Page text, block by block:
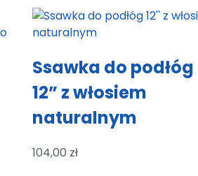
Ssawka do podłóg
12” z włosiem
naturalnym
104,00 zł